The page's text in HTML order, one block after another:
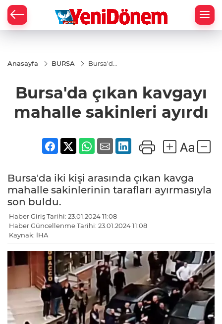
Anasayfa BURSA
Bursa'da
mahalle
sakinleri
ayırdı
Bursa'da çıkan kavgayı
mahalle sakinleri ayırdı
Bursa'da iki kişi arasında çıkan kavga
mahalle sakinlerinin tarafları ayırmasıyla
son buldu.
Haber Giriş Tarihi: 23.01.2024 11:08
Haber Güncellenme Tarihi: 23.01.2024 11:08
Kaynak: İHA